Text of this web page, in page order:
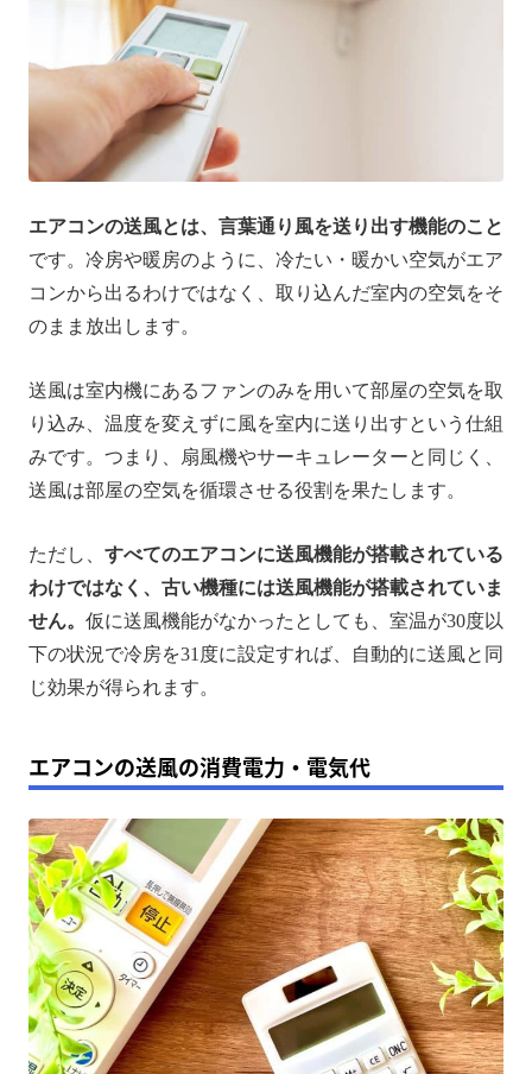
エアコンの送風とは、言葉通り風を送り出す機能のこと
です。冷房や暖房のように、冷たい・暖かい空気がエア
コンから出るわけではなく、取り込んだ室内の空気をそ
のまま放出します。
送風は室内機にあるファンのみを用いて部屋の空気を取
り込み、温度を変えずに風を室内に送り出すという仕組
みです。つまり、扇風機やサーキュレーターと同じく、
送風は部屋の空気を循環させる役割を果たします。
ただし、 すべてのエアコンに送風機能が搭載されている
わけではなく、古い機種には送風機能が搭載されていま
せん。 仮に送風機能がなかったとしても、室温が30度以
下の状況で冷房を31度に設定すれば、自動的に送風と同
じ効果が得られます。
エアコンの送風の消費電力・電気代